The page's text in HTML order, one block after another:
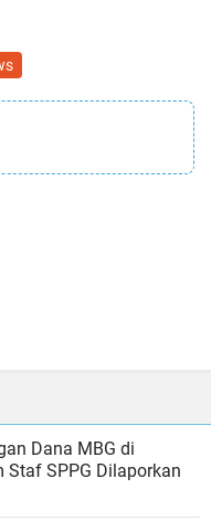
Dana MBG di
Staf SPPG Dilaporkan